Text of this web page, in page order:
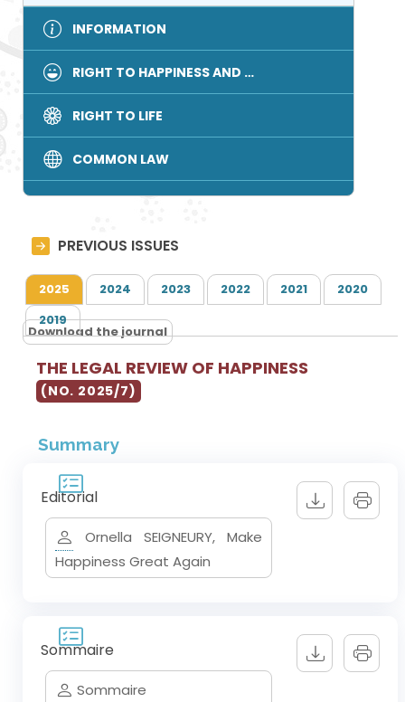
INFORMATION
RIGHT TO HAPPINESS AND …
RIGHT TO LIFE
COMMON LAW
PREVIOUS ISSUES
2025 2024 2023 2022 2021
2020
2019
Download the journal
THE LEGAL REVIEW OF HAPPINESS
(NO. 2025/7)
Summary
Editorial
Ornella SEIGNEURY, Make
Happiness Great Again
Sommaire
Sommaire